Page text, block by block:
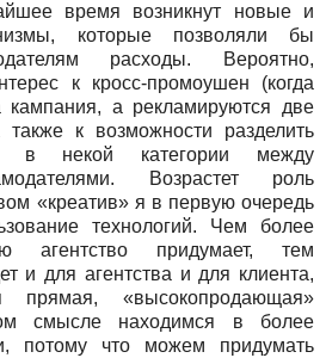
время возникнут новые и
которые позволяли бы
расходы. Вероятно,
к кросс-промоушен (когда
кампания, а рекламируются две
к возможности разделить
в некой категории между
Возрастет роль
«креатив» я в первую очередь
технологий. Чем более
агентство придумает, тем
и для агентства и для клиента,
прямая, «высокопродающая»
смысле находимся в более
потому что можем придумать